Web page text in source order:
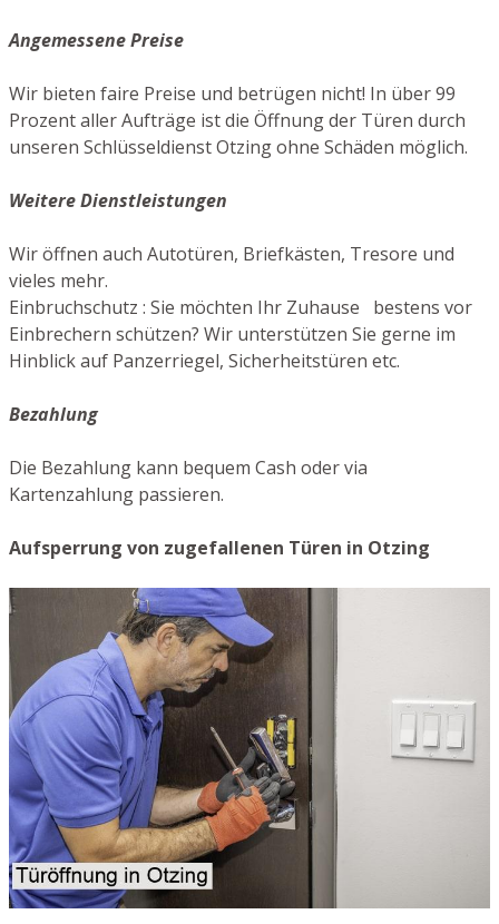
Angemessene Preise
Wir bieten faire Preise und betrügen nicht! In über 99
Prozent aller Aufträge ist die Öffnung der Türen durch
unseren Schlüsseldienst Otzing ohne Schäden möglich.
Weitere Dienstleistungen
Wir öffnen auch Autotüren, Briefkästen, Tresore und
vieles mehr.
Einbruchschutz : Sie möchten Ihr Zuhause bestens vor
Einbrechern schützen? Wir unterstützen Sie gerne im
Hinblick auf Panzerriegel, Sicherheitstüren etc.
Bezahlung
Die Bezahlung kann bequem Cash oder via
Kartenzahlung passieren.
Aufsperrung von zugefallenen Türen in Otzing